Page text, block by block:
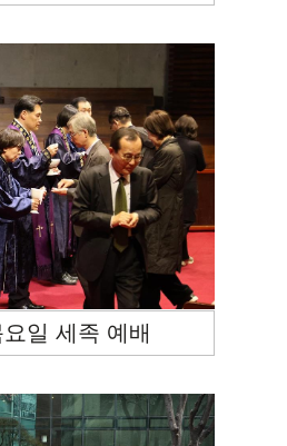
일 세족 예배